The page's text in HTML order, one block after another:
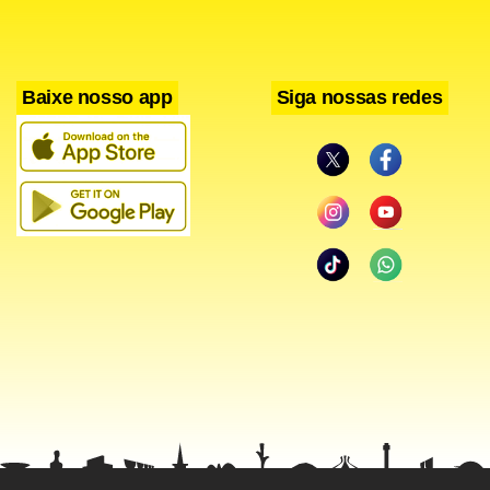
TJLP
O ministro do Planejamento disse que, mesmo com a
governo se financia a taxas de 14%, 15%.
Baixe nosso app Siga nossas redes